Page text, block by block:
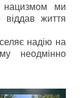
нацизмом ми
життя
надію на
неодмінно